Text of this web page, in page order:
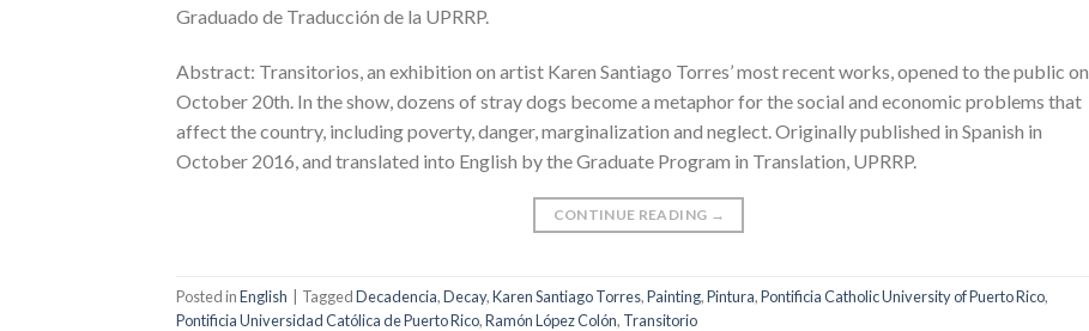
Graduado de Traducción de la UPRRP.
Abstract: Transitorios, an exhibition on artist Karen Santiago Torres’ most recent works, opened to the public on
October 20th. In the show, dozens of stray dogs become a metaphor for the social and economic problems that
affect the country, including poverty, danger, marginalization and neglect. Originally published in Spanish in
October 2016, and translated into English by the Graduate Program in Translation, UPRRP.
CONTINUE READING →
Posted inEnglish TaggedDecadencia,Decay,Karen Santiago Torres,Painting,Pintura,Pontificia Catholic University of Puerto Rico,
Pontificia Universidad Católica de Puerto Rico,Ramón López Colón, Transitorio